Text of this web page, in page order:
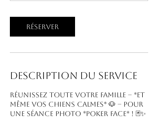
Réserver
Description du service
Réunissez toute votre famille – *et
même vos chiens calmes* 🐶 – pour
une séance photo *Poker Face* ! 🃏✨